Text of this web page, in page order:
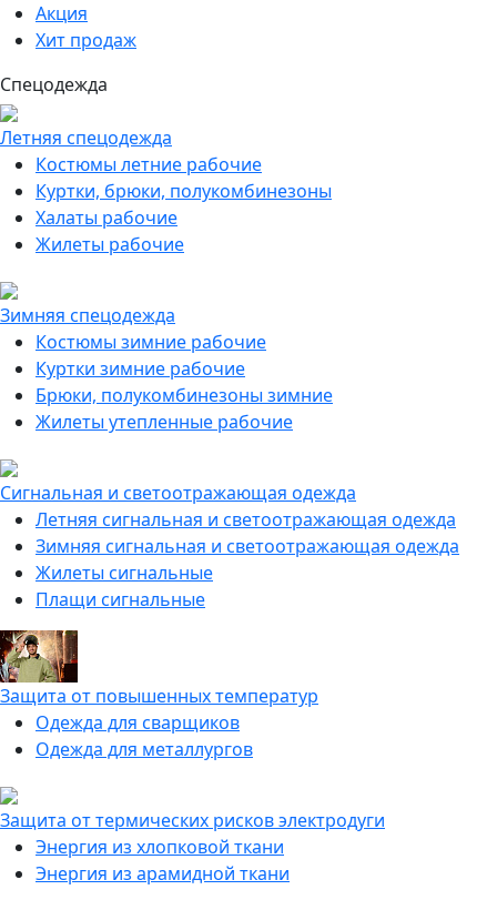
Акция
Хит продаж
Спецодежда
Летняя спецодежда
Костюмы летние рабочие
Куртки, брюки, полукомбинезоны
Халаты рабочие
Жилеты рабочие
Зимняя спецодежда
Костюмы зимние рабочие
Куртки зимние рабочие
Брюки, полукомбинезоны зимние
Жилеты утепленные рабочие
Сигнальная и светоотражающая одежда
Летняя сигнальная и светоотражающая одежда
Зимняя сигнальная и светоотражающая одежда
Жилеты сигнальные
Плащи сигнальные
Защита от повышенных температур
Одежда для сварщиков
Одежда для металлургов
Защита от термических рисков электродуги
Энергия из хлопковой ткани
Энергия из арамидной ткани